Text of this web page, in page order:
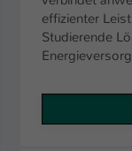
effizienter
Studierende